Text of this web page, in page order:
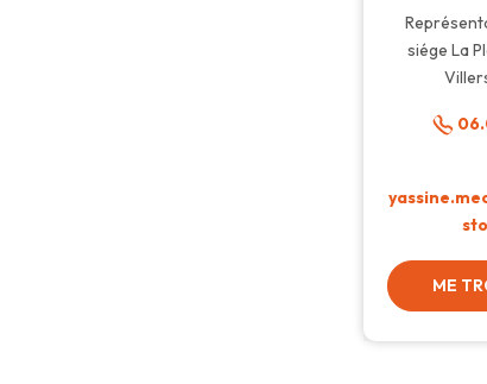
siége La
ME